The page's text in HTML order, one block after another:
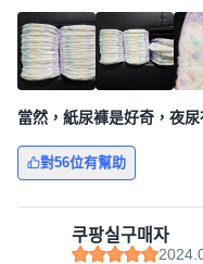
當然，紙尿褲是好奇，夜尿
對56位有幫助
쿠팡실구매자